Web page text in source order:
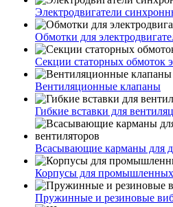
Электродвигатели
Обмотки для
Секции статорных обмоток
Вентиляционные клапаны
Гибкие вставки для
Всасывающие карманы для
Корпусы для промышленных
Пружинные и резиновые